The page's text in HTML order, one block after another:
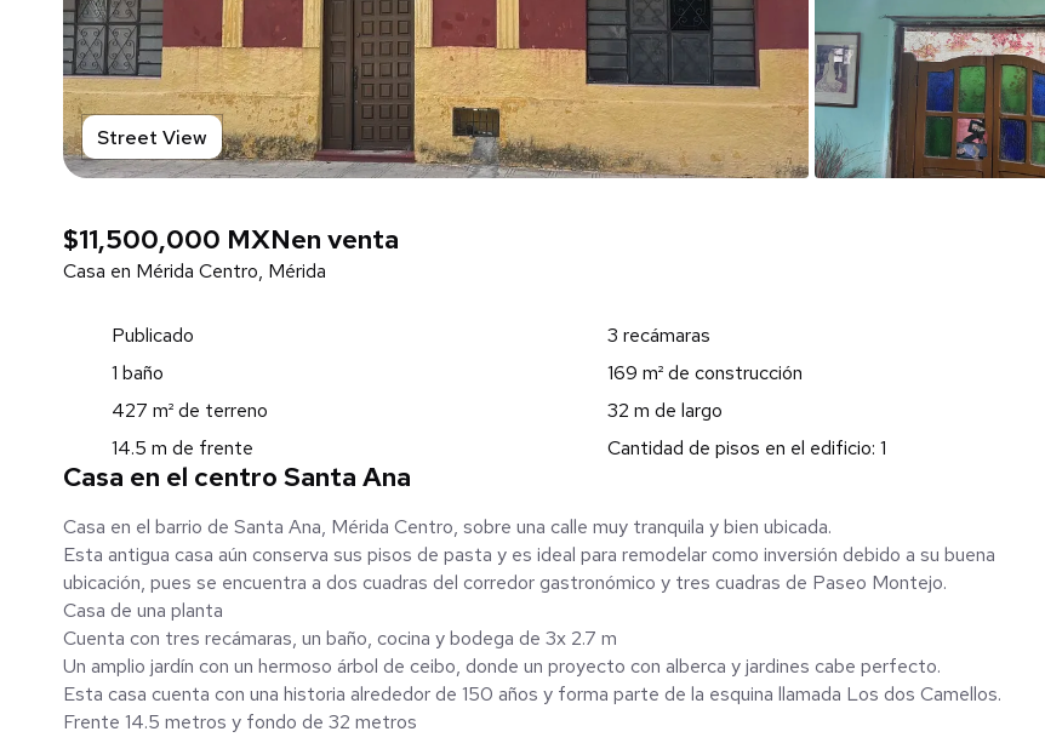
Street View
$11,500,000 MXNen venta
Casa en Mérida Centro, Mérida
Publicado
3 recámaras
1 baño
169 m² de construcción
427 m² de terreno
32 m de largo
14.5 m de frente
Cantidad de pisos en el edificio: 1
Casa en el centro Santa Ana
Casa en el barrio de Santa Ana, Mérida Centro, sobre una calle muy tranquila y bien ubicada.
Esta antigua casa aún conserva sus pisos de pasta y es ideal para remodelar como inversión debido a su buena
ubicación, pues se encuentra a dos cuadras del corredor gastronómico y tres cuadras de Paseo Montejo.
Casa de una planta
Cuenta con tres recámaras, un baño, cocina y bodega de 3x 2.7 m
Un amplio jardín con un hermoso árbol de ceibo, donde un proyecto con alberca y jardines cabe perfecto.
Esta casa cuenta con una historia alrededor de 150 años y forma parte de la esquina llamada Los dos Camellos.
Frente 14.5 metros y fondo de 32 metros